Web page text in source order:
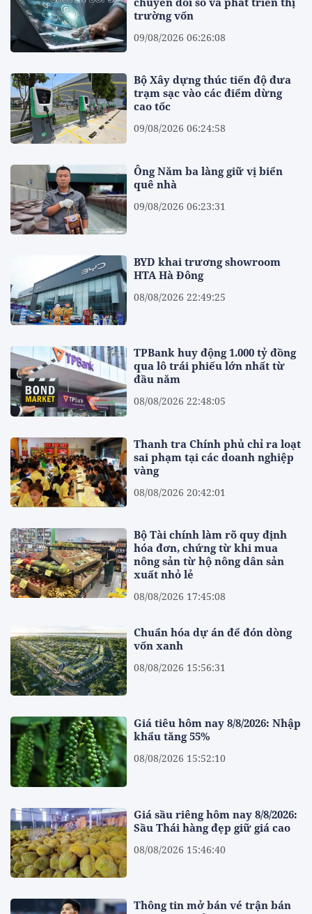
trường vốn
09/08/2026 06:26:08
Bộ Xây dựng thúc tiến độ đưa
trạm sạc vào các điểm dừng
cao tốc
09/08/2026 06:24:58
Ông Năm ba làng giữ vị biển
quê nhà
09/08/2026 06:23:31
BYD khai trương showroom
HTA Hà Đông
08/08/2026 22:49:25
TPBank huy động 1.000 tỷ đồng
qua lô trái phiếu lớn nhất từ
đầu năm
08/08/2026 22:48:05
Thanh tra Chính phủ chỉ ra loạt
sai phạm tại các doanh nghiệp
vàng
08/08/2026 20:42:01
Bộ Tài chính làm rõ quy định
hóa đơn, chứng từ khi mua
nông sản từ hộ nông dân sản
xuất nhỏ lẻ
08/08/2026 17:45:08
Chuẩn hóa dự án để đón dòng
vốn xanh
08/08/2026 15:56:31
Giá tiêu hôm nay 8/8/2026: Nhập
khẩu tăng 55%
08/08/2026 15:52:10
Giá sầu riêng hôm nay 8/8/2026:
Sầu Thái hàng đẹp giữ giá cao
08/08/2026 15:46:40
Thông tin mở bán vé trận bán